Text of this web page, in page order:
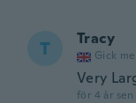
T Tracy
Gick
Very
för 4 år sen